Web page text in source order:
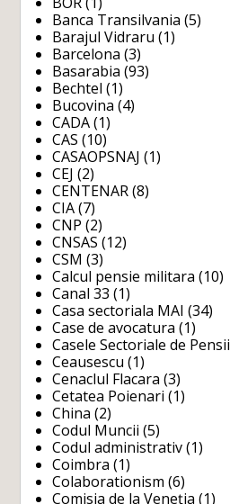
Banca Transilvania (5)
Barajul Vidraru (1)
Barcelona (3)
Basarabia (93)
Bechtel (1)
Bucovina (4)
CADA (1)
CAS (10)
CASAOPSNAJ (1)
CEJ (2)
CENTENAR (8)
CIA (7)
CNP (2)
CNSAS (12)
CSM (3)
Calcul pensie militara (10)
Canal 33 (1)
Casa sectoriala MAI (34)
Case de avocatura (1)
Casele Sectoriale de Pensii
Ceausescu (1)
Cenaclul Flacara (3)
Cetatea Poienari (1)
China (2)
Codul Muncii (5)
Codul administrativ (1)
Coimbra (1)
Colaborationism (6)
Comisia de la Veneția (1)